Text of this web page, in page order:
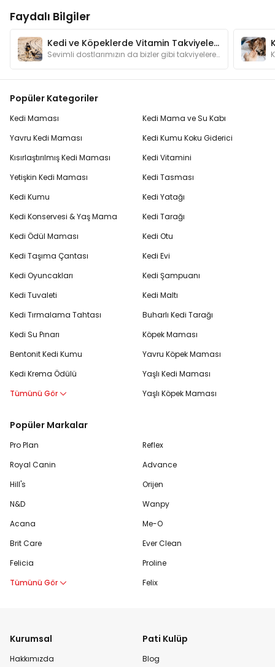
Faydalı Bilgiler
Kedi ve Köpeklerde Vitamin Takviyeleri Ne İşe Yarar?
Sevimli dostlarımızın da bizler gibi takviyelere ihtiyaçları olabilir. Vitamin takviyelerinin sağlıklarına olan faydalarını yazımızda bulabilirsiniz.
Popüler Kategoriler
Kedi Maması
Yavru Kedi Maması
Kısırlaştırılmış Kedi Maması
Yetişkin Kedi Maması
Kedi Kumu
Kedi Konservesi & Yaş Mama
Kedi Ödül Maması
Kedi Taşıma Çantası
Kedi Oyuncakları
Kedi Tuvaleti
Kedi Tırmalama Tahtası
Kedi Su Pınarı
Bentonit Kedi Kumu
Kedi Krema Ödülü
Tümünü Gör
Kedi Mama ve Su Kabı
Kedi Kumu Koku Giderici
Kedi Vitamini
Kedi Tasması
Kedi Yatağı
Kedi Tarağı
Kedi Otu
Kedi Evi
Kedi Şampuanı
Kedi Maltı
Buharlı Kedi Tarağı
Köpek Maması
Yavru Köpek Maması
Yaşlı Kedi Maması
Yaşlı Köpek Maması
Popüler Markalar
Pro Plan
Royal Canin
Hill's
N&D
Acana
Brit Care
Felicia
Tümünü Gör
Reflex
Advance
Orijen
Wanpy
Me-O
Ever Clean
Proline
Felix
Kurumsal
Hakkımızda
Pati Kulüp
Blog